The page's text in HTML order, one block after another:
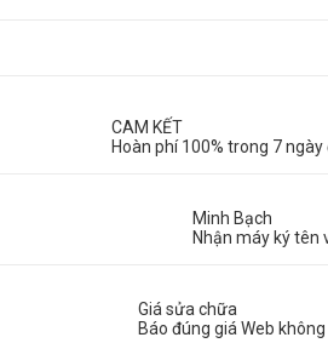
CAM KẾT
Hoàn phí 100% trong 7
Minh Bạch
Nhận máy ký tên
Giá sửa chữa
Báo đúng giá Web